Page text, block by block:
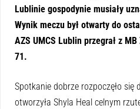
Lublinie gospodynie musiały
Wynik meczu był otwarty do
AZS UMCS Lublin przegrał z
71.
Spotkanie dobrze rozpoczęło się
otworzyła Shyla Heal celnym